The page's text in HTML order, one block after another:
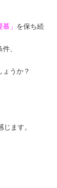
」 を保ち続
、
ょうか？
ます。